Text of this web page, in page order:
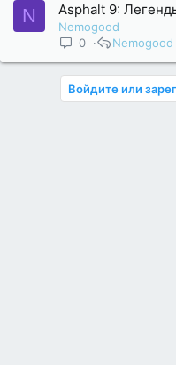
N Asphalt 9:
Nemogood
0
Nemogood
Войдите или